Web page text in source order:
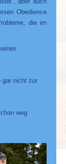
Obedience
die im
gar nicht zur
weg